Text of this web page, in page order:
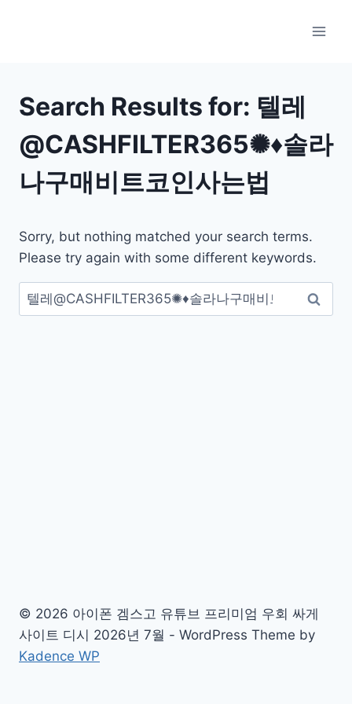
Search Results for: 텔레
@CASHFILTER365✺♦솔라
나구매비트코인사는법
Sorry, but nothing matched your search terms.
Please try again with some different keywords.
검
색:
© 2026 아이폰 겜스고 유튜브 프리미엄 우회 싸게
사이트 디시 2026년 7월 - WordPress Theme by
Kadence WP